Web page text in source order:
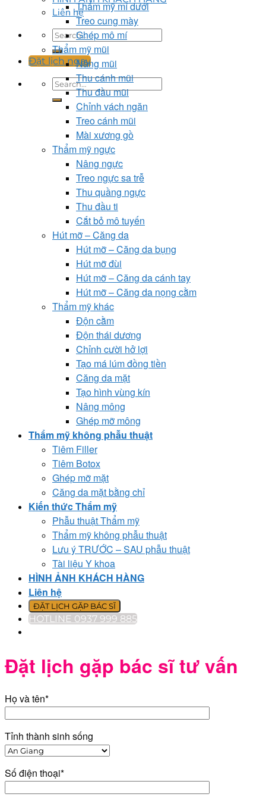
Liên hệ
Đặt lịch ngay
Thẩm mỹ mí dưới
Treo cung mày
Ghép mô mí
Thẩm mỹ mũi
Nâng mũi
Thu cánh mũi
Thu đầu mũi
Chỉnh vách ngăn
Treo cánh mũi
Mài xương gồ
Thẩm mỹ ngực
Nâng ngực
Treo ngực sa trễ
Thu quầng ngực
Thu đầu ti
Cắt bỏ mô tuyến
Hút mỡ – Căng da
Hút mỡ – Căng da bụng
Hút mỡ đùi
Hút mỡ – Căng da cánh tay
Hút mỡ – Căng da nọng cằm
Thẩm mỹ khác
Độn cằm
Độn thái dương
Chỉnh cười hở lợi
Tạo má lúm đồng tiền
Căng da mặt
Tạo hình vùng kín
Nâng mông
Ghép mỡ mông
Thẩm mỹ không phẫu thuật
Tiêm Filler
Tiêm Botox
Ghép mỡ mặt
Căng da mặt bằng chỉ
Kiến thức Thẩm mỹ
Phẫu thuật Thẩm mỹ
Thẩm mỹ không phẫu thuật
Lưu ý TRƯỚC – SAU phẫu thuật
Tài liệu Y khoa
HÌNH ẢNH KHÁCH HÀNG
Liên hệ
ĐẶT LỊCH GẶP BÁC SĨ
HOTLINE 0937 999 885
Đặt lịch gặp bác sĩ tư vấn
Họ và tên*
Tỉnh thành sinh sống
Số điện thoại*